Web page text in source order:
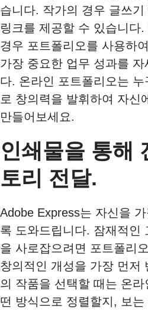
습니다. 작가의 경우 글쓰기
링크를 제공할 수 있습니다
경우 포트폴리오를 사용하
가장 중요한 업무 성과를 자
다. 온라인 포트폴리오는
로 창의력을 발휘하여 자신
만들어보세요.
인쇄물을 통해
토리 전달.
Adobe Express는 자신을
록 도와드립니다. 잠재적인
을 사로잡으려면 포트폴리
창의적인 개성을 가장 먼저
의 작품을 선택할 때는 온
떤 방식으로 정렬할지, 보